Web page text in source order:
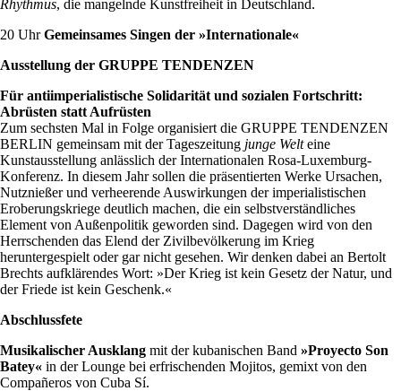
Rhythmus, die mangelnde Kunstfreiheit in Deutschland.
20 UhrGemeinsames Singen der »Internationale«
Ausstellung der GRUPPE TENDENZEN
Für antiimperialistische Solidarität und sozialen Fortschritt:
Abrüsten statt Aufrüsten
Zum sechsten Mal in Folge organisiert die GRUPPE TENDENZEN
BERLIN gemeinsam mit der Tageszeitung junge Welteine
Kunstausstellung anlässlich der Internationalen Rosa-Luxemburg-
Konferenz. In diesem Jahr sollen die präsentierten Werke Ursachen,
Nutznießer und verheerende Auswirkungen der imperialistischen
Eroberungskriege deutlich machen, die ein selbstverständliches
Element von Außenpolitik geworden sind. Dagegen wird von den
Herrschenden das Elend der Zivilbevölkerung im Krieg
heruntergespielt oder gar nicht gesehen. Wir denken dabei an Bertolt
Brechts aufklärendes Wort: »Der Krieg ist kein Gesetz der Natur, und
der Friede ist kein Geschenk.«
Abschlussfete
Musikalischer Ausklang mit der kubanischen Band »Proyecto Son
Batey« in der Lounge bei ­erfrischenden Mojitos, gemixt von den
Compañeros von Cuba Sí.